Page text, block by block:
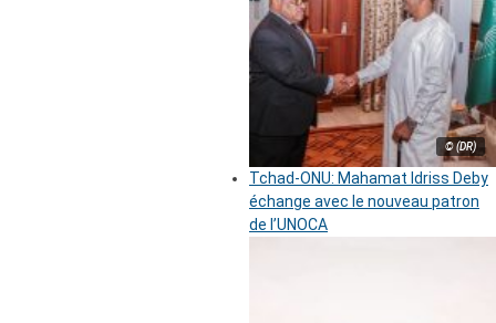
© (DR)
Tchad-ONU: Mahamat Idriss Deby
échange avec le nouveau patron
de l’UNOCA